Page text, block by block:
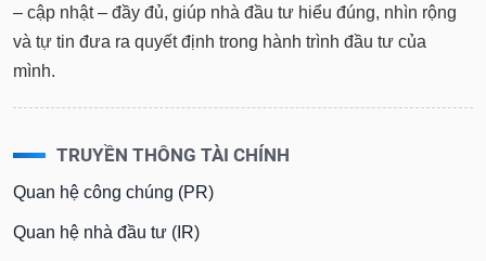
– cập nhật – đầy đủ, giúp nhà đầu tư hiểu đúng, nhìn rộng
và tự tin đưa ra quyết định trong hành trình đầu tư của
mình.
TRUYỀN THÔNG TÀI CHÍNH
Quan hệ công chúng (PR)
Quan hệ nhà đầu tư (IR)
Bài
viết
của
tác
Báo
cáo
phân
tích